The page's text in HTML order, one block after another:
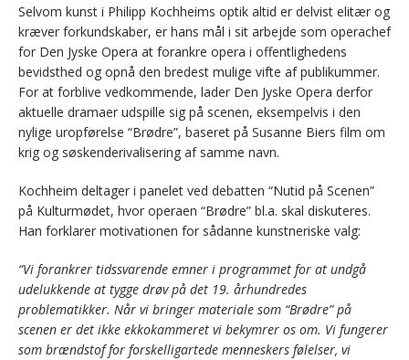
Selvom kunst i Philipp Kochheims optik altid er delvist elitær og
kræver forkundskaber, er hans mål i sit arbejde som operachef
for Den Jyske Opera at forankre opera i offentlighedens
bevidsthed og opnå den bredest mulige vifte af publikummer.
For at forblive vedkommende, lader Den Jyske Opera derfor
aktuelle dramaer udspille sig på scenen, eksempelvis i den
nylige uropførelse “Brødre”, baseret på Susanne Biers film om
krig og søskenderivalisering af samme navn.
Kochheim deltager i panelet ved debatten “Nutid på Scenen”
på Kulturmødet, hvor operaen “Brødre” bl.a. skal diskuteres.
Han forklarer motivationen for sådanne kunstneriske valg:
“Vi forankrer tidssvarende emner i programmet for at undgå
udelukkende at tygge drøv på det 19. århundredes
problematikker. Når vi bringer materiale som “Brødre” på
scenen er det ikke ekkokammeret vi bekymrer os om. Vi fungerer
som brændstof for forskelligartede menneskers følelser, vi